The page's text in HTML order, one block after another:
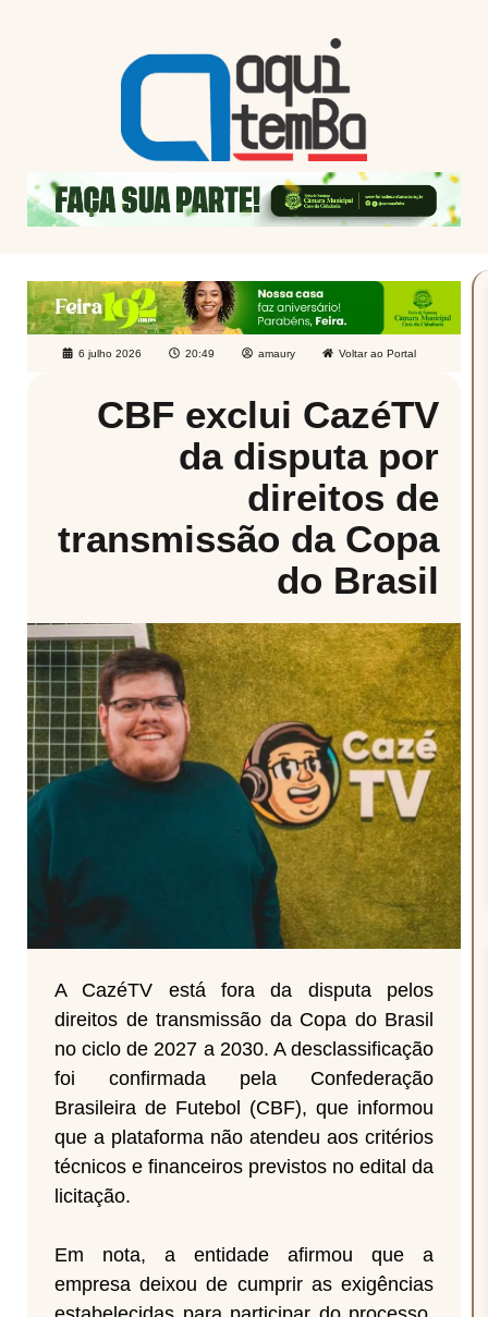
6 julho 2026 20:49 amaury Voltar ao Portal
CBF exclui CazéTV
da disputa por
direitos de
transmissão da Copa
do Brasil
A CazéTV está fora da disputa pelos
direitos de transmissão da Copa do Brasil
no ciclo de 2027 a 2030. A desclassificação
foi confirmada pela Confederação
Brasileira de Futebol (CBF), que informou
que a plataforma não atendeu aos critérios
técnicos e financeiros previstos no edital da
licitação.
Em nota, a entidade afirmou que a
empresa deixou de cumprir as exigências